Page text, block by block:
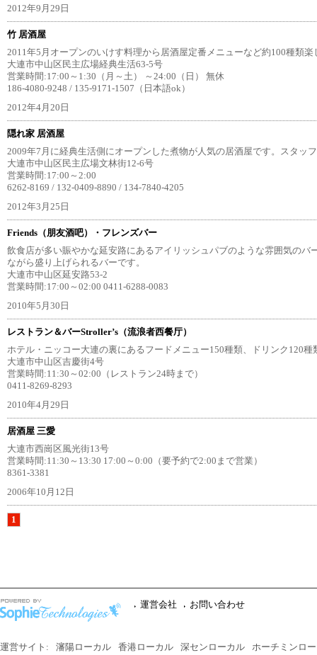
2012年9月29日
竹 居酒屋
2011年5月オープンのいけす料理から居酒屋定番メニューなど約100種類
大連市中山区民主広場経典生活63-5号
営業時間:17:00～1:30（月～土） ～24:00（日） 無休
186-4080-9248 / 135-9171-1507（日本語ok）
2012年4月20日
隠れ家 居酒屋
2009年7月に経典生活側にオープンした煮物が人気の居酒屋です。スタッ
大連市中山区民主広場文林街12-6号
営業時間:17:00～2:00
6262-8169 / 132-0409-8890 / 134-7840-4205
2012年3月25日
Friends（朋友酒吧）・フレンズバー
飲食店が多い賑やかな延安路にあるアイリッシュパブのような雰囲気のバ
ながら盛り上げられるバーです。
大連市中山区延安路53-2
営業時間:17:00～02:00 0411-6288-0083
2010年5月30日
レストラン＆バーStroller’s（流浪者西餐厅）
ホテル・ニッコー大連の裏にあるフードメニュー150種類、ドリンク120種
大連市中山区吉慶街4号
営業時間:11:30～02:00（レストラン24時まで）
0411-8269-8293
2010年4月29日
居酒屋 三愛
大連市西崗区風光街13号
営業時間:11:30～13:30 17:00～0:00（要予約で2:00まで営業）
8361-3381
2006年10月12日
1
運営会社 お問い合わせ
運営サイト: 瀋陽ローカル 香港ローカル 深センローカル ホーチミンロ